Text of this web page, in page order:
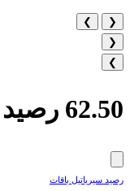
❮
❯
❮
❯
62.50 رصيد
رصيد سيرياتيل باقات